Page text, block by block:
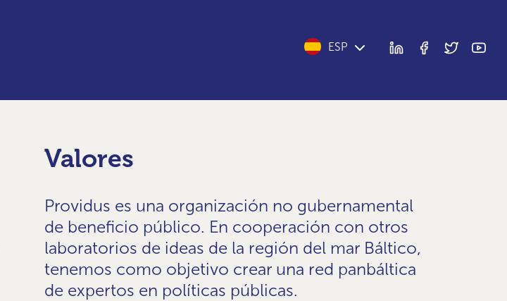
ESP
Valores
Providus es una organización no gubernamental
de beneficio público. En cooperación con otros
laboratorios de ideas de la región del mar Báltico,
tenemos como objetivo crear una red panbáltica
de expertos en políticas públicas.